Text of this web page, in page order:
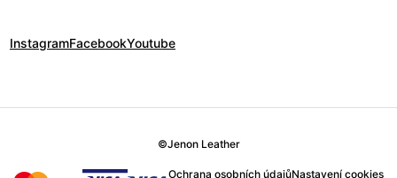
InstagramFacebookYoutube
©Jenon Leather
Ochrana osobních údajůNastavení cookies